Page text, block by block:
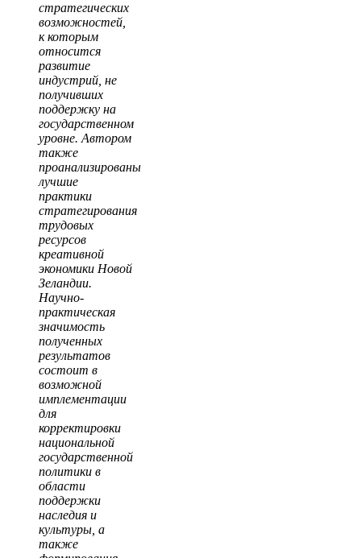
стратегических
возможностей,
к которым
относится
развитие
индустрий, не
получивших
поддержку на
государственном
уровне. Автором
также
проанализированы
лучшие
практики
стратегирования
трудовых
ресурсов
креативной
экономики Новой
Зеландии.
Научно-
практическая
значимость
полученных
результатов
состоит в
возможной
имплементации
для
корректировки
национальной
государственной
политики в
области
поддержки
наследия и
культуры, а
также